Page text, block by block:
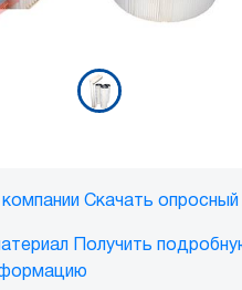
Скачать
Получить